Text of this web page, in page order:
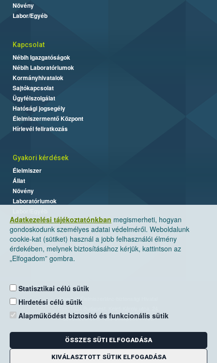
Adatkezelési tájékoztatónkban megismerheti, hogyan
gondoskodunk személyes adatai védelméről. Weboldalunk
cookie-kat (sütiket) használ a jobb felhasználói élmény
érdekében, melynek biztosításához kérjük, kattintson az
„Elfogadom” gombra.
Statisztikai célú sütik
Hirdetési célú sütik
Alapműködést biztosító és funkcionális sütik
ÖSSZES SÜTI ELFOGADÁSA
KIVÁLASZTOTT SÜTIK ELFOGADÁSA
Növény
Labor/Egyéb
Kapcsolat
Nébih Igazgatóságok
Nébih Laboratóriumok
Kormányhivatalok
Sajtókapcsolat
Ügyfélszolgálat
Hatósági jogsegély
Élelmiszermentő Központ
Hírlevél feliratkozás
Gyakori kérdések
Élelmiszer
Állat
Növény
Laboratóriumok
Nemzeti Élelmiszerlánc-biztonsági Hivatal
Levelezési cím: 1525 Budapest. Pf. 30.
E-mail:ugyfelszolgalat@nebih.gov.hu
Zöld szám: 06-80/263-244